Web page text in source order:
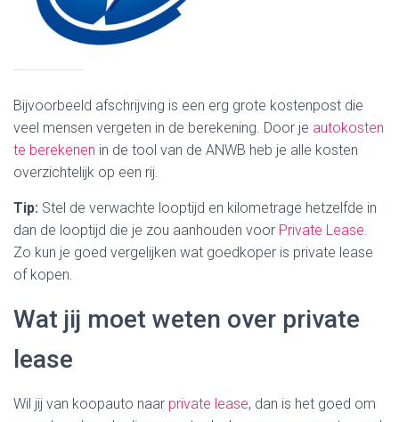
Bijvoorbeeld afschrijving is een erg grote kostenpost die
veel mensen vergeten in de berekening. Door je autokosten
te berekenen in de tool van de ANWB heb je alle kosten
overzichtelijk op een rij.
Tip: Stel de verwachte looptijd en kilometrage hetzelfde in
dan de looptijd die je zou aanhouden voor Private Lease.
Zo kun je goed vergelijken wat goedkoper is private lease
of kopen.
Wat jij moet weten over private
lease
Wil jij van koopauto naar private lease, dan is het goed om